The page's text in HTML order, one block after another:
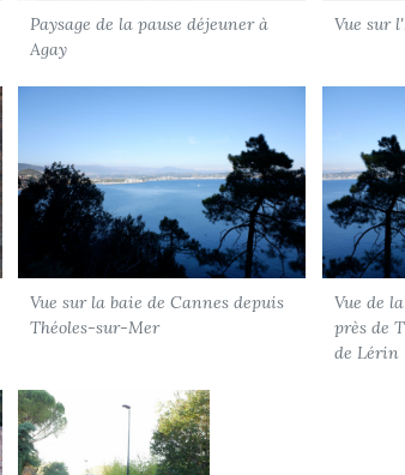
Paysage de la pause déjeuner à
Agay
Vue sur
Vue sur la baie de Cannes depuis
Théoles-sur-Mer
Vue de
près de
de Lérin